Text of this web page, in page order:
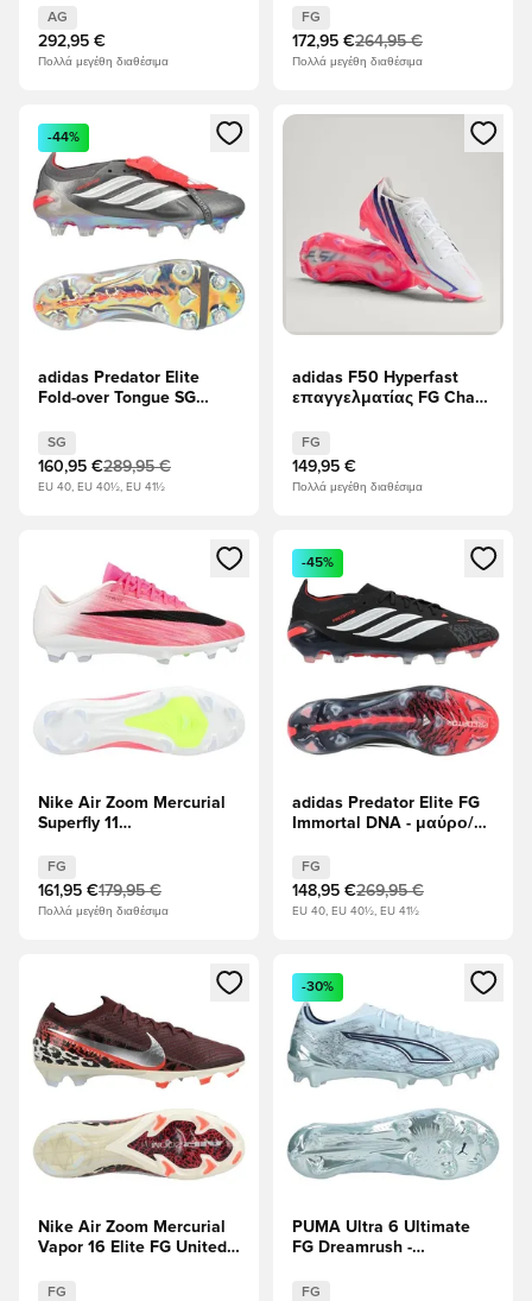
AG
292,95 €
Πολλά μεγέθη διαθέσιμα
Υπερπορφυρός
FG
172,95 €264,95 €
Πολλά μεγέθη διαθέσιμα
Ανοίγει ένα Modal για να συνδεθείτε ή να εγγραφείτε ως
-44%
adidas Predator Elite
Fold-over Tongue SG
σιδήρου/Υποδήματα
Λευκά/Διαυγές κόκκινο
SG
160,95 €289,95 €
EU 40, EU 40½, EU 41½
Ανοίγει ένα Modal για να
adidas F50 Hyperfast
επαγγελματίας FG Chaos
FG
149,95 €
Πολλά μεγέθη διαθέσιμα
Ανοίγει ένα Modal για να συνδεθείτε ή να εγγραφείτε ως
Nike Air Zoom Mercurial
Superfly 11
Breakout - Ροζ/Λευκό/
μαύρο
FG
161,95 €179,95 €
Πολλά μεγέθη διαθέσιμα
Ανοίγει ένα Modal για να
-45%
adidas Predator Elite FG
Immortal DNA - μαύρο/
Διαυγές κόκκινο
FG
148,95 €269,95 €
EU 40, EU 40½, EU 41½
Ανοίγει ένα Modal για να συνδεθείτε ή να εγγραφείτε ως
Nike Air Zoom Mercurial
Vapor 16 Elite FG United -
Μεταλλικό
FG
Ανοίγει ένα Modal για να
-30%
PUMA Ultra 6 Ultimate
FG Dreamrush -
Λευκό/Blue Jewel
FG